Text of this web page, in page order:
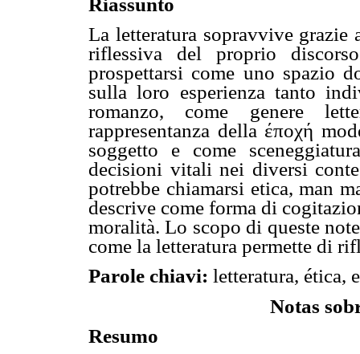
Riassunto
La letteratura sopravvive grazie
riflessiva del proprio
prospettarsi come uno spazio
sulla loro esperienza tanto
romanzo, come genere
rappresentanza della έποχή
soggetto e come
decisioni vitali nei diversi
potrebbe chiamarsi etica, man
descrive come forma di
moralità. Lo scopo di queste
come la letteratura permette di
Parole chiavi: letteratura, ética,
Notas
Resumo